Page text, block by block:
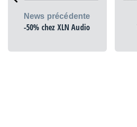
News précédente
-50% chez XLN Audio